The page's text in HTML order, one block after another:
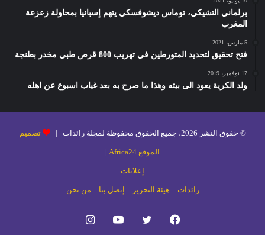
برلماني التشيكي، توماس ديشوفسكي يتهم إسبانيا بمحاولة زعزعة
المغرب
5 مارس، 2021
فتح تحقيق لتحديد المتورطين في تهريب 800 قرص طبي مخدر بطنجة
17 نوفمبر، 2019
ولد الكرية يعود الى بيته وهذا ما صرح به بعد غياب اسبوع عن اهله
© حقوق النشر 2026، جميع الحقوق محفوظة لمجلة رائدات | تصميم
الموقع Africa24 |
إعلانات
رائدات هيئة التحرير إتصل بنا من نحن
فيسبوك تويتر يوتيوبانستقرام